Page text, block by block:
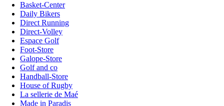
Basket-Center
Daily Bikers
Direct Running
Direct-Volley
Espace Golf
Foot-Store
Galope-Store
Golf and co
Handball-Store
House of Rugby
La sellerie de Maé
Made in Paradis